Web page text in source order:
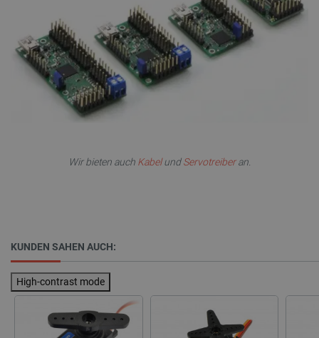
Wir bieten auch KabelundServotreiberan.
KUNDEN SAHEN AUCH:
High-contrast mode
VISITOR_PRIVACY_METADATA
YouTube
.youtube.com
PrestaShop-[abcdef0123456789]{32}